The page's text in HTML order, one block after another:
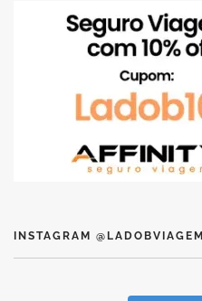
INSTAGRAM @LADOBVIAGEM